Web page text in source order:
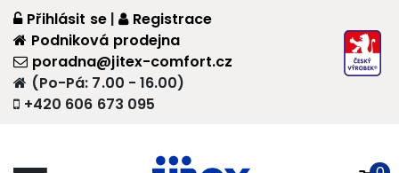
+420 606 673 095
(Po-Pá: 7.00 - 16.00)
poradna@jitex-comfort.cz
Přihlásit se |
Registrace
Podniková prodejna